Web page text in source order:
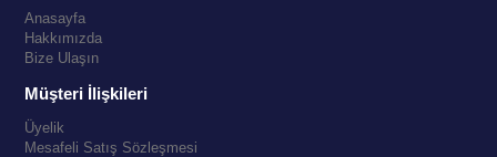
Anasayfa
Hakkımızda
Bize Ulaşın
Müşteri İlişkileri
Üyelik
Mesafeli Satış Sözleşmesi